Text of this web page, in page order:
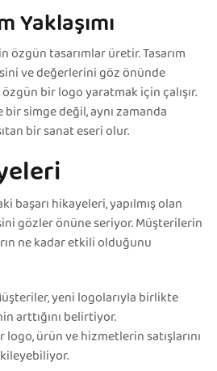
Yaklaşımı
özgün tasarımlar üretir. Tasarım
ve değerlerini göz önünde
bir logo yaratmak için çalışır.
simge değil, aynı zamanda
bir sanat eseri olur.
başarı hikayeleri, yapılmış olan
gözler önüne seriyor. Müşterilerin
ne kadar etkili olduğunu
yeni logolarıyla birlikte
arttığını belirtiyor.
logo, ürün ve hizmetlerin satışlarını